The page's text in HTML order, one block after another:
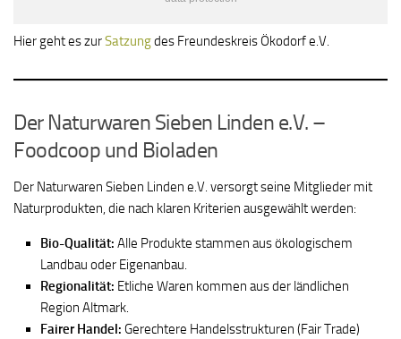
Hier geht es zurSatzungdes Freundeskreis Ökodorf e.V.
Der Naturwaren Sieben Linden e.V. –
Foodcoop und Bioladen
Der Naturwaren Sieben Linden e.V. versorgt seine Mitglieder mit
Naturprodukten, die nach klaren Kriterien ausgewählt werden:
Bio-Qualität: Alle Produkte stammen aus ökologischem
Landbau oder Eigenanbau.
Regionalität: Etliche Waren kommen aus der ländlichen
Region Altmark.
Fairer Handel: Gerechtere Handelsstrukturen (Fair Trade)